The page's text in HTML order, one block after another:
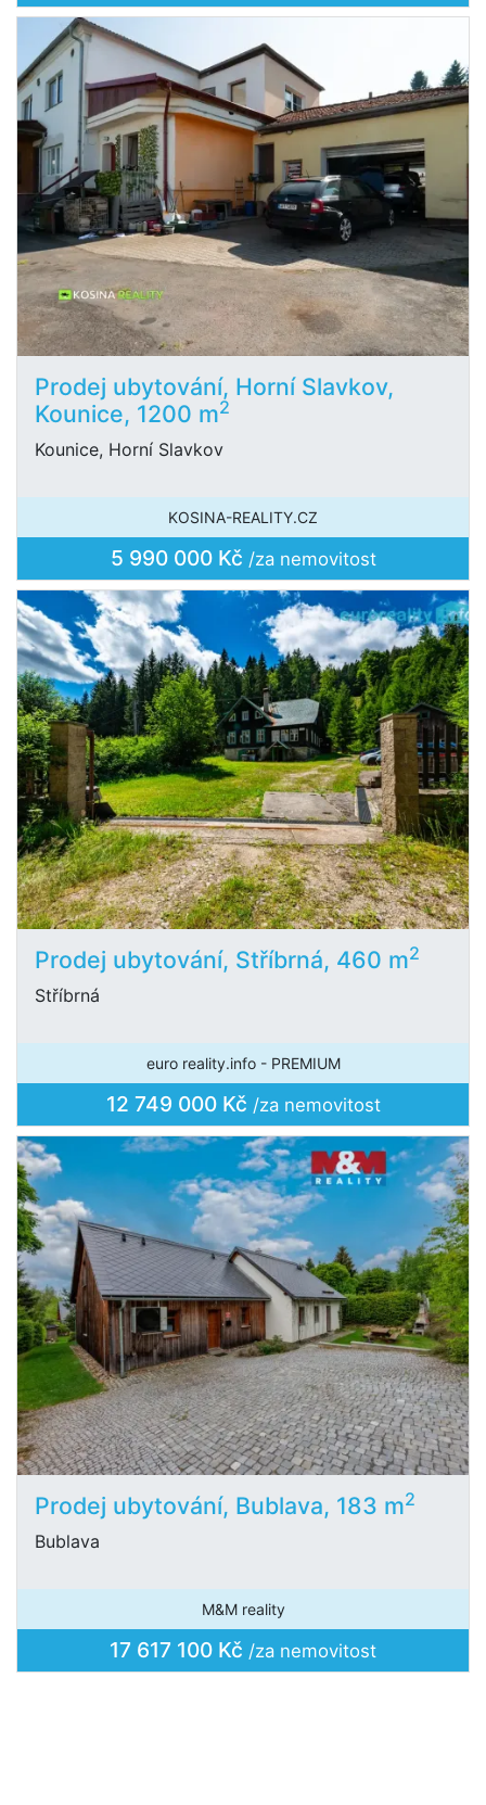
Prodej ubytování, Horní Slavkov,
Kounice, 1200 m2
Kounice, Horní Slavkov
KOSINA-REALITY.CZ
5 990 000 Kč /za nemovitost
Prodej ubytování, Stříbrná, 460 m2
Stříbrná
euro reality.info - PREMIUM
12 749 000 Kč /za nemovitost
Prodej ubytování, Bublava, 183 m2
Bublava
M&M reality
17 617 100 Kč /za nemovitost